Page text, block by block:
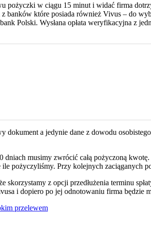
pożyczki w ciągu 15 minut i widać firma
banków które posiada również Vivus – do
Polski. Wysłana opłata weryfikacyjna z
a jedynie dane z dowodu
musimy zwrócić całą pożyczoną
pożyczyliśmy. Przy kolejnych zaciąganych
z opcji przedłużenia terminu
i dopiero po jej odnotowaniu firma będzie
przelewem